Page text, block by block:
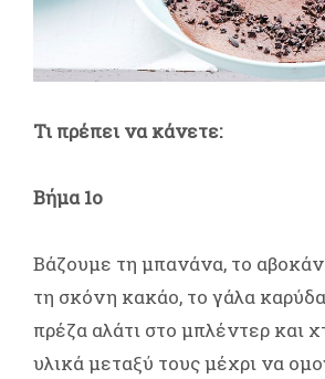
Τι πρέπει να κάνετε:
Βήμα 1ο
Βάζουμε τη μπανάνα, το
τη σκόνη κακάο, το γάλα
πρέζα αλάτι στο μπλέντερ και
υλικά μεταξύ τους μέχρι να